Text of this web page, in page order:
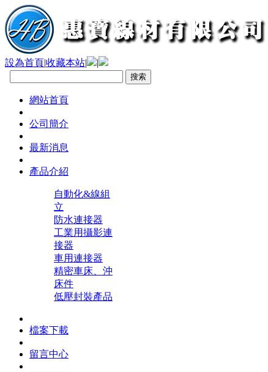
設為首頁|收藏本站| |
網站首頁
公司簡介
最新消息
產品介紹
自動化&線組
立
防水連接器
工業用攝影連
接器
車用連接器
精密車床、沖
床件
低壓封裝產品
檔案下載
留言中心